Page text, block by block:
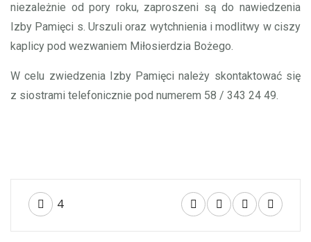
niezależnie od pory roku, zaproszeni są do nawiedzenia
Izby Pamięci s. Urszuli oraz wytchnienia i modlitwy w ciszy
kaplicy pod wezwaniem Miłosierdzia Bożego.
W celu zwiedzenia Izby Pamięci należy skontaktować się
z siostrami telefonicznie pod numerem 58 / 343 24 49.
4